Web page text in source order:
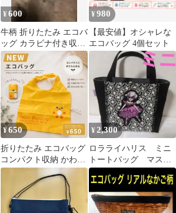
¥600
牛柄 折りたたみ エコバ
ッグ カラビナ付き収納
ポーチ 新品 コンパクト
¥980
【最安値】オシャレな
エコバッグ 4個セット
¥650
折りたたみ エコバッグ
コンパクト収納 かわい
い ひよこ柄 軽量お買い
物バッグ
¥2,300
ロラライハリス ミニ
トートバッグ マスカ
レード柄